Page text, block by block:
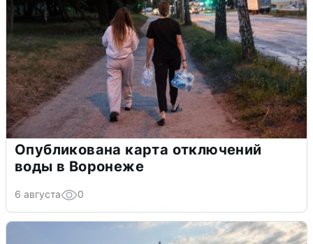
Опубликована карта отключений
воды в Воронеже
6 августа 0